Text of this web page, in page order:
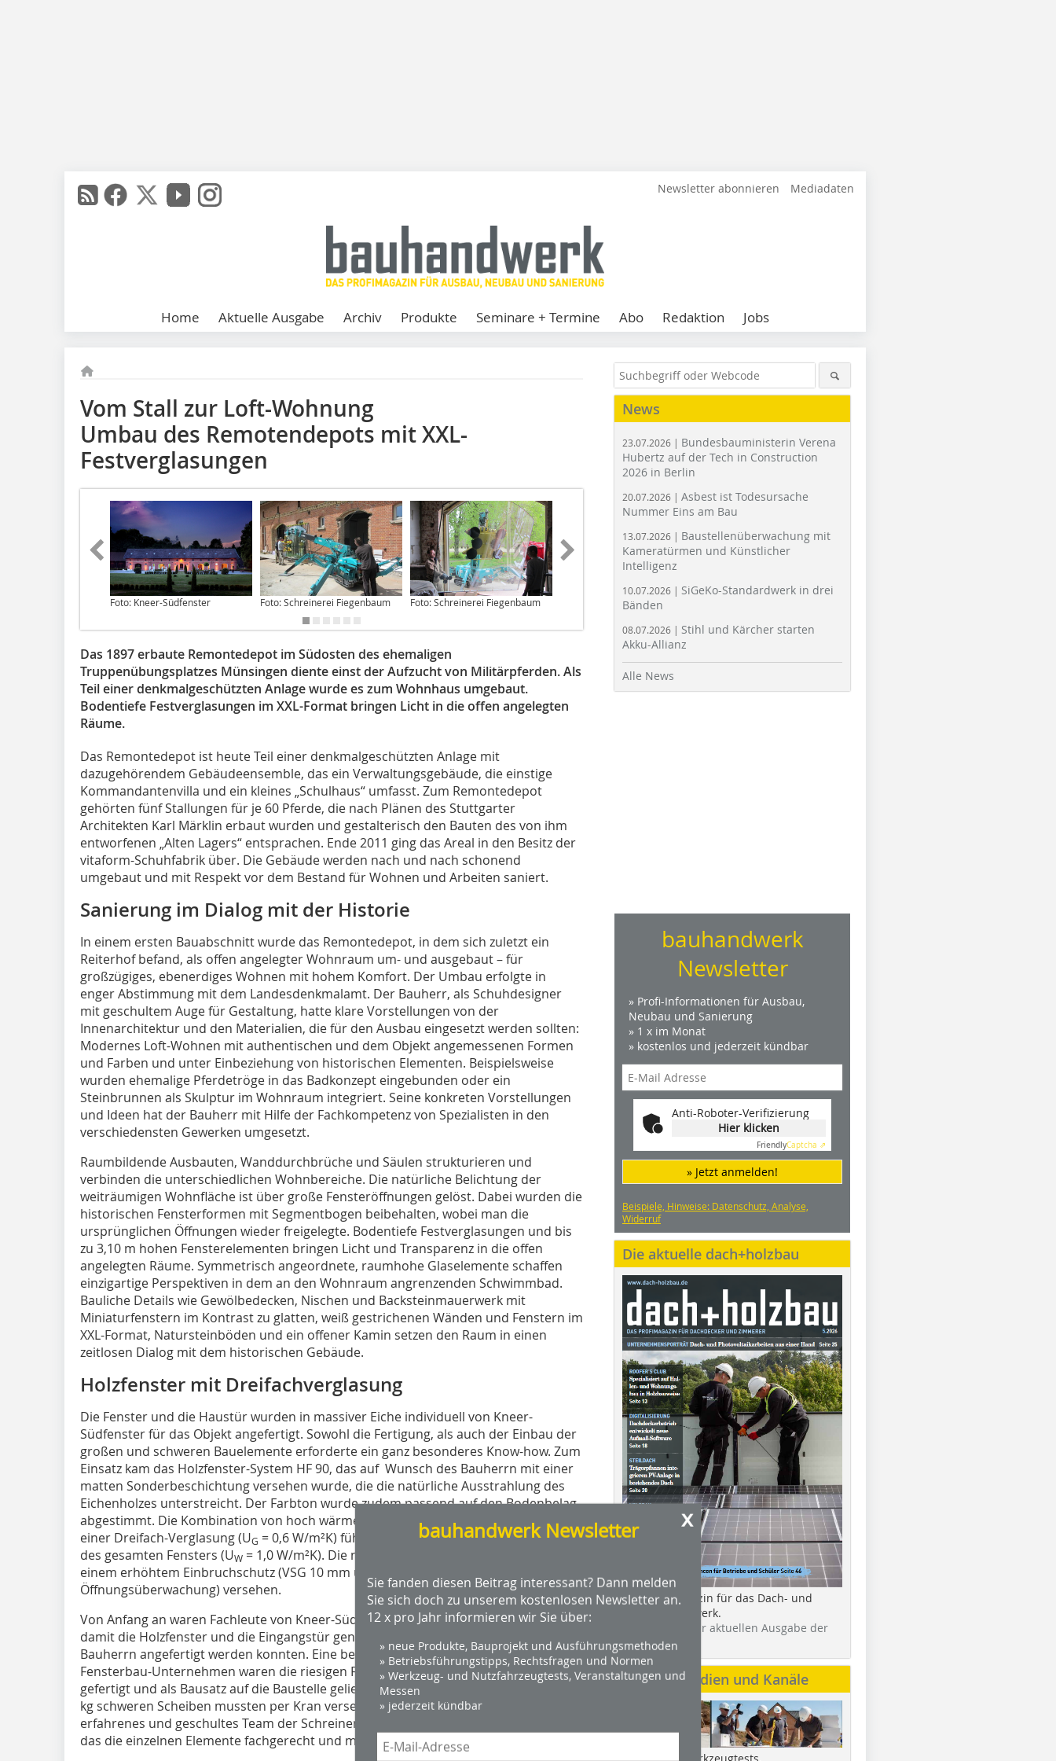
Newsletter abonnieren Mediadaten
Home Aktuelle Ausgabe Archiv Produkte Seminare + Termine Abo Redaktion Jobs
Vom Stall zur Loft-Wohnung
Umbau des Remotendepots mit XXL-
Festverglasungen
Foto: Kneer-Südfenster Foto: Schreinerei Fiegenbaum Foto: Schreinerei Fiegenbaum Foto: Kneer-Südfenster
Das 1897 erbaute Remontedepot im Südosten des ehemaligen
Truppenübungsplatzes Münsingen diente einst der Aufzucht von Militärpferden. Als
Teil einer denkmalgeschützten Anlage wurde es zum Wohnhaus umgebaut.
Bodentiefe Festverglasungen im XXL-Format bringen Licht in die offen angelegten
Räume.
Das Remontedepot ist heute Teil einer denkmalgeschützten Anlage mit
dazugehörendem Gebäudeensemble, das ein Verwaltungsgebäude, die einstige
Kommandantenvilla und ein kleines „Schulhaus“ umfasst. Zum Remontedepot
gehörten fünf Stallungen für je 60 Pferde, die nach Plänen des Stuttgarter
Architekten Karl Märklin erbaut wurden und gestalterisch den Bauten des von ihm
entworfenen „Alten Lagers“ entsprachen. Ende 2011 ging das Areal in den Besitz der
vitaform-Schuhfabrik über. Die Gebäude werden nach und nach schonend
umgebaut und mit Respekt vor dem Bestand für Wohnen und Arbeiten saniert.
Sanierung im Dialog mit der Historie
In einem ersten Bauabschnitt wurde das Remontedepot, in dem sich zuletzt ein
Reiterhof befand, als offen angelegter Wohnraum um- und ausgebaut – für
großzügiges, ebenerdiges Wohnen mit hohem Komfort. Der Umbau erfolgte in
enger Abstimmung mit dem Landesdenkmalamt. Der Bauherr, als Schuhdesigner
mit geschultem Auge für Gestaltung, hatte klare Vorstellungen von der
Innenarchitektur und den Materialien, die für den Ausbau eingesetzt werden sollten:
Modernes Loft-Wohnen mit authentischen und dem Objekt angemessenen Formen
und Farben und unter Einbeziehung von historischen Elementen. Beispielsweise
wurden ehemalige Pferdetröge in das Badkonzept eingebunden oder ein
Steinbrunnen als Skulptur im Wohnraum integriert. Seine konkreten Vorstellungen
und Ideen hat der Bauherr mit Hilfe der Fachkompetenz von Spezialisten in den
verschiedensten Gewerken umgesetzt.
Raumbildende Ausbauten, Wanddurchbrüche und Säulen strukturieren und
verbinden die unterschiedlichen Wohnbereiche. Die natürliche Belichtung der
weiträumigen Wohnfläche ist über große Fensteröffnungen gelöst. Dabei wurden die
historischen Fensterformen mit Segmentbogen beibehalten, wobei man die
ursprünglichen Öffnungen wieder freigelegte. Bodentiefe Festverglasungen und bis
zu 3,10 m hohen Fensterelementen bringen Licht und Transparenz in die offen
angelegten Räume. Symmetrisch angeordnete, raumhohe Glaselemente schaffen
einzigartige Perspektiven in dem an den Wohnraum angrenzenden Schwimmbad.
Bauliche Details wie Gewölbedecken, Nischen und Backsteinmauerwerk mit
Miniaturfenstern im Kontrast zu glatten, weiß gestrichenen Wänden und Fenstern im
XXL-Format, Natursteinböden und ein offener Kamin setzen den Raum in einen
zeitlosen Dialog mit dem historischen Gebäude.
Holzfenster mit Dreifachverglasung
Die Fenster und die Haustür wurden in massiver Eiche individuell von Kneer-
Südfenster für das Objekt angefertigt. Sowohl die Fertigung, als auch der Einbau der
großen und schweren Bauelemente erforderte ein ganz besonderes Know-how. Zum
Einsatz kam das Holzfenster-System HF 90, das auf Wunsch des Bauherrn mit einer
matten Sonderbeschichtung versehen wurde, die die natürliche Ausstrahlung des
Eichenholzes unterstreicht. Der Farbton wurde zudem passend auf den Bodenbelag
abgestimmt. Die Kombination von hoch wärmedämmenden Fensterrahmen sowie
einer Dreifach-Verglasung (UG = 0,6 W/m²K) führt zu sehr guten Wärmedämmwerten
des gesamten Fensters (UW = 1,0 W/m²K). Die neuen Fenster wurden zusätzlich mit
einem erhöhtem Einbruchschutz (VSG 10 mm und Verschluss- und
Öffnungsüberwachung) versehen.
Von Anfang an waren Fachleute von Kneer-Südfenster in das Projekt einbezogen,
damit die Holzfenster und die Eingangstür genau nach den Vorstellungen des
Bauherrn angefertigt werden konnten. Eine besondere Herausforderung für das
Fensterbau-Unternehmen waren die riesigen Festverglasungen, die im Werk
gefertigt und als Bausatz auf die Baustelle geliefert wurden. Die teilweise bis zu 460
kg schweren Scheiben mussten per Kran versetzt werden. Zur Montage war ein
erfahrenes und geschultes Team der Schreinerei Fiegenbaum aus Lenningen vor Ort,
das die einzelnen Elemente fachgerecht und maßgenau eingebaut hat.
x
bauhandwerk Newsletter
Sie fanden diesen Beitrag interessant? Dann melden
Sie sich doch zu unserem kostenlosen Newsletter an.
12 x pro Jahr informieren wir Sie über:
» neue Produkte, Bauprojekt und Ausführungsmethoden
» Betriebsführungstipps, Rechtsfragen und Normen
» Werkzeug- und Nutzfahrzeugtests, Veranstaltungen und
Messen
» jederzeit kündbar
News
23.07.2026 | Bundesbauministerin Verena
Hubertz auf der Tech in Construction
2026 in Berlin
20.07.2026 | Asbest ist Todesursache
Nummer Eins am Bau
13.07.2026 | Baustellenüberwachung mit
Kameratürmen und Künstlicher
Intelligenz
10.07.2026 | SiGeKo-Standardwerk in drei
Bänden
08.07.2026 | Stihl und Kärcher starten
Akku-Allianz
Alle News
bauhandwerk
Newsletter
» Profi-Informationen für Ausbau,
Neubau und Sanierung
» 1 x im Monat
» kostenlos und jederzeit kündbar
Anti-Roboter-Verifizierung
Hier klicken
FriendlyCaptcha ⇗
» Jetzt anmelden!
Beispiele, Hinweise: Datenschutz, Analyse,
Widerruf
Die aktuelle dach+holzbau
Das Profimagazin für das Dach- und
Holzbauhandwerk.
Hier geht es zur aktuellen Ausgabe der
dach+holzbau.
Weitere Medien und Kanäle
Videos von Werkzeugtests,